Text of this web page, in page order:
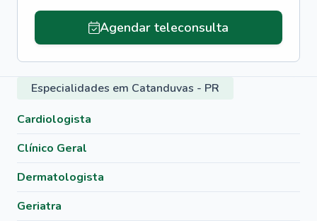
Agendar teleconsulta
Especialidades em Catanduvas - PR
Cardiologista
Clínico Geral
Dermatologista
Geriatra